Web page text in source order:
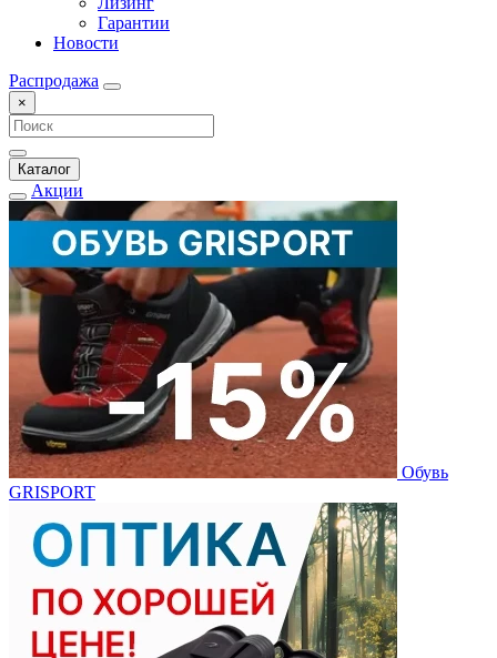
Гарантии
Новости
Распродажа
×
Каталог
Акции
Обувь
GRISPORT